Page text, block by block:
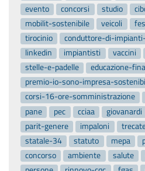
evento
concorsi studio
mobilit-sostenibile
veicoli
tirocinio
conduttore-di-
linkedin
impiantisti vaccini
stelle-e-padelle
educazione-
premio-io-sono-impresa-
corsi-16-ore-somministrazione
pane
pec cciaa giovanardi
parit-genere
impaloni
statale-34
statuto mepa
concorso
ambiente salute